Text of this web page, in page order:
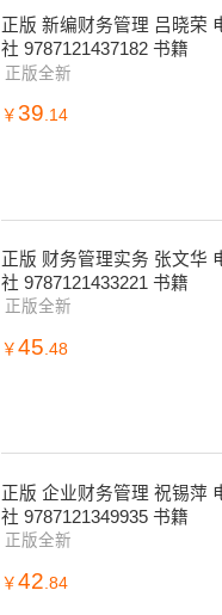
正版 新编财务管理 吕晓荣
社 9787121437182 书籍
正版全新
￥ 39.14
正版 财务管理实务 张文华
社 9787121433221 书籍
正版全新
￥ 45.48
正版 企业财务管理 祝锡萍
社 9787121349935 书籍
正版全新
￥ 42 .84